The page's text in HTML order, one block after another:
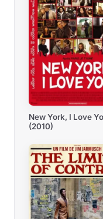
New York, I Love
(2010)